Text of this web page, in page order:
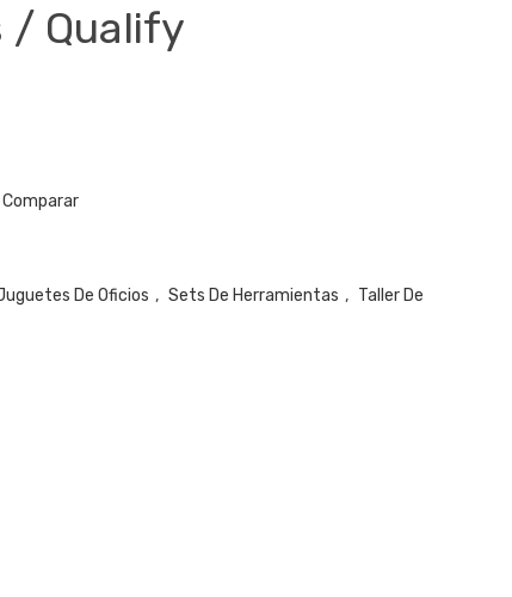
/ Qualify
Comparar
De Oficios , Sets De Herramientas , Taller De